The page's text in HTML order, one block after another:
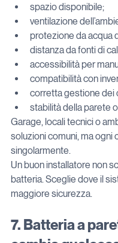
spazio disponibile;
ventilazione
protezione da acqua
distanza da fonti di
accessibilità per
compatibilità con
corretta gestione dei
stabilità della parete
Garage, locali tecnici o
soluzioni comuni, ma ogni
singolarmente.
Un buon installatore non
batteria. Sceglie dove il
maggiore sicurezza.
7. Batteria a